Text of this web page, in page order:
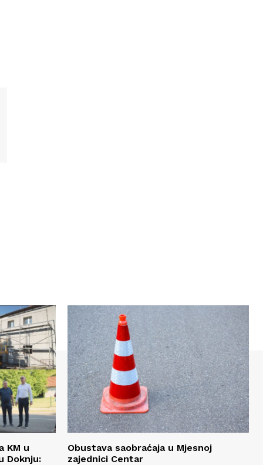
KM u
Doknju:
Obustava saobraćaja u Mjesnoj
zajednici Centar